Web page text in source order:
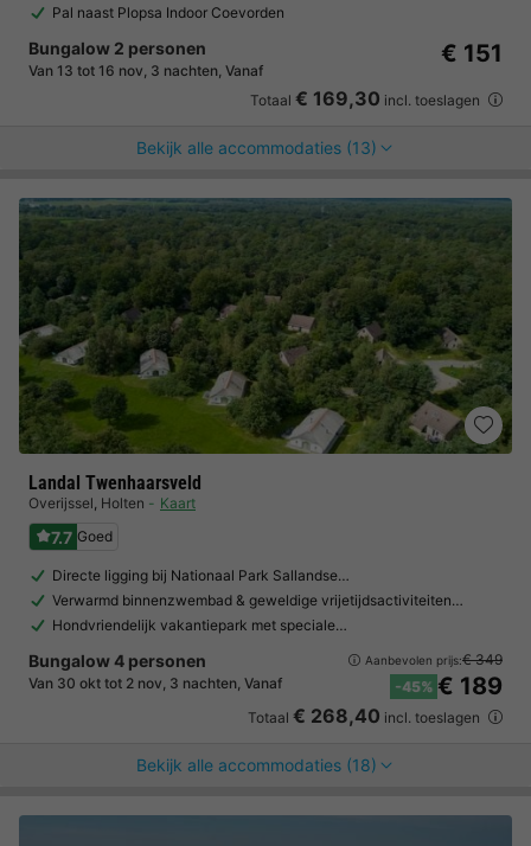
Pal naast Plopsa Indoor Coevorden
Bungalow 2 personen
Van 13 tot 16 nov, 3 nachten, Vanaf
€ 151
Totaal € 169,30 incl. toeslagen
Bekijk alle accommodaties (13)
Landal Twenhaarsveld
Overijssel, Holten Kaart
7.7 Goed
Directe ligging bij Nationaal Park Sallandse…
Verwarmd binnenzwembad & geweldige vrijetijdsactiviteiten…
Hondvriendelijk vakantiepark met speciale…
Bungalow 4 personen
Van 30 okt tot 2 nov, 3 nachten, Vanaf
Aanbevolen prijs:€ 349
-45% € 189
Totaal € 268,40 incl. toeslagen
Bekijk alle accommodaties (18)